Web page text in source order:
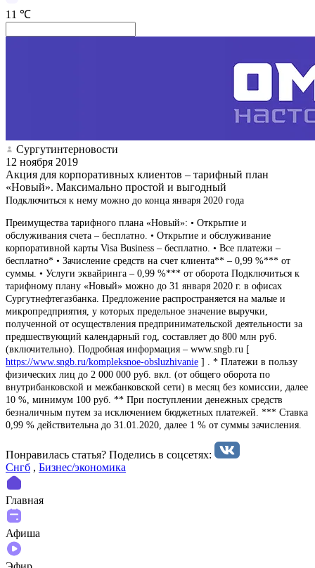
11 ℃
Сургутинтерновости
12 ноября 2019
Акция для корпоративных клиентов – тарифный план
«Новый». Максимально простой и выгодный
Подключиться к нему можно до конца января 2020 года
Преимущества тарифного плана «Новый»: • Открытие и
обслуживания счета – бесплатно. • Открытие и обслуживание
корпоративной карты Visa Business – бесплатно. • Все платежи –
бесплатно* • Зачисление средств на счет клиента** – 0,99 %*** от
суммы. • Услуги эквайринга – 0,99 %*** от оборота Подключиться к
тарифному плану «Новый» можно до 31 января 2020 г. в офисах
Сургутнефтегазбанка. Предложение распространяется на малые и
микропредприятия, у которых предельное значение выручки,
полученной от осуществления предпринимательской деятельности за
предшествующий календарный год, составляет до 800 млн руб.
(включительно). Подробная информация – www.sngb.ru [
https://www.sngb.ru/kompleksnoe-obsluzhivanie ] . * Платежи в пользу
физических лиц до 2 000 000 руб. вкл. (от общего оборота по
внутрибанковской и межбанковской сети) в месяц без комиссии, далее
10 %, минимум 100 руб. ** При поступлении денежных средств
безналичным путем за исключением бюджетных платежей. *** Ставка
0,99 % действительна до 31.01.2020, далее 1 % от суммы зачисления.
Понравилась статья? Поделиcь в соцсетях:
Снгб , Бизнес/экономика
Главная
Афиша